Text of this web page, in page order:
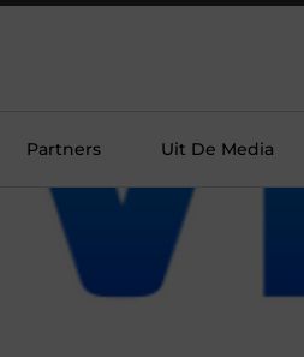
Partners Uit De Media